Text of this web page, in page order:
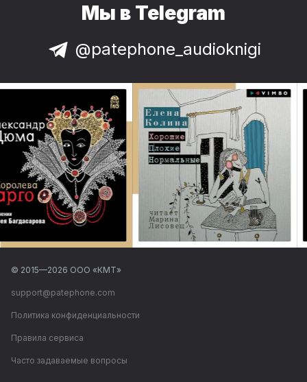
Мы в Telegram
@patephone_audioknigi
© 2015—2026 ООО «КМТ»
support@patephone.com
Политика конфиденциальности
Правила сервиса
Часто задаваемые вопросы